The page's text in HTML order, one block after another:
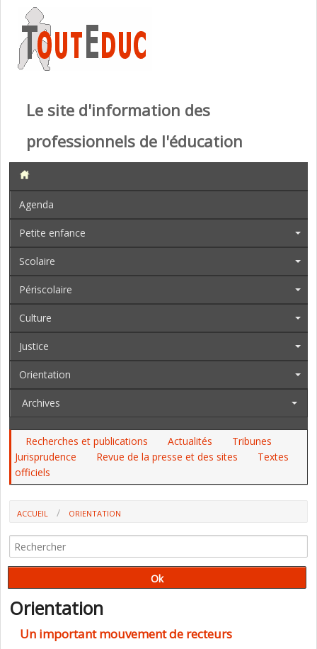
Le site d'information des
professionnels de l'éducation
Agenda
Petite enfance
Scolaire
Périscolaire
Culture
Justice
Orientation
Archives
Recherches et publications Actualités
Tribunes
Jurisprudence
Revue de la presse et des sites
Textes
officiels
ACCUEIL ORIENTATION
Orientation
Un important mouvement de recteurs